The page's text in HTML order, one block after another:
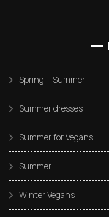
Spring – Summer
Summer dresses
Summer for Vegans
Summer
Winter Vegans